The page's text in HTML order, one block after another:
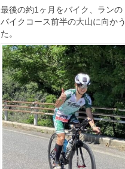
最後の約1ヶ月をバイク、ラン
バイクコース前半の大山に向か
た。